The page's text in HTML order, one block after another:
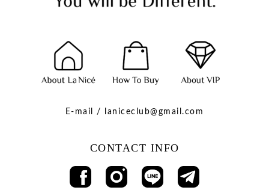
E-mail / laniceclub@gmail.com
CONTACT INFO